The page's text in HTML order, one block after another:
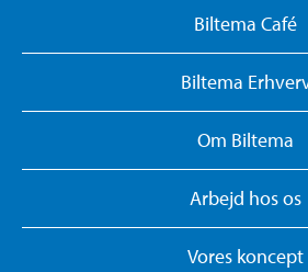
Biltema Café
Biltema
Om Biltema
Arbejd hos os
Vores koncept